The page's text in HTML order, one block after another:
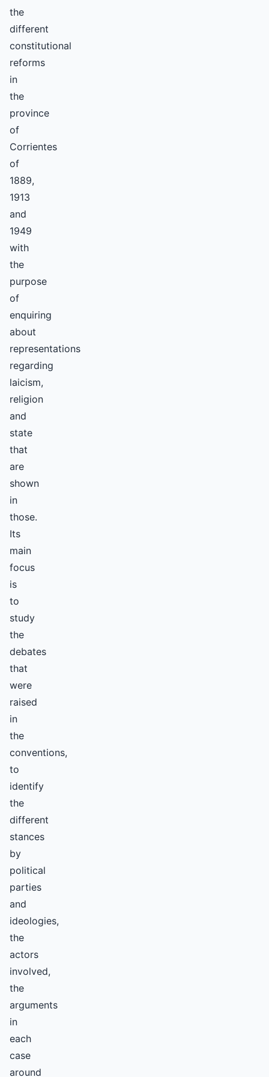
the
different
constitutional
reforms
in
the
province
of
Corrientes
of
1889,
1913
and
1949
with
the
purpose
of
enquiring
about
representations
regarding
laicism,
religion
and
state
that
are
shown
in
those.
Its
main
focus
is
to
study
the
debates
that
were
raised
in
the
conventions,
to
identify
the
different
stances
by
political
parties
and
ideologies,
the
actors
involved,
the
arguments
in
each
case
around